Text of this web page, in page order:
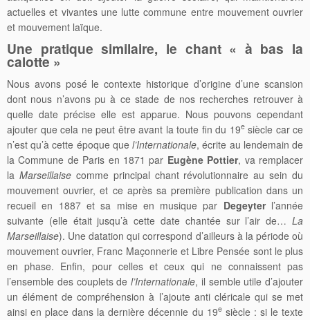
actuelles et vivantes une lutte commune entre mouvement ouvrier
et mouvement laïque.
Une pratique similaire, le chant « à bas la
calotte »
Nous avons posé le contexte historique d’origine d’une scansion
dont nous n’avons pu à ce stade de nos recherches retrouver à
quelle date précise elle est apparue. Nous pouvons cependant
ajouter que cela ne peut être avant la toute fin du 19esiècle car ce
n’est qu’à cette époque quel’Internationale, écrite au lendemain de
la Commune de Paris en 1871 par Eugène Pottier, va remplacer
la Marseillaisecomme principal chant révolutionnaire au sein du
mouvement ouvrier, et ce après sa première publication dans un
recueil en 1887 et sa mise en musique par Degeyterl’année
suivante (elle était jusqu’à cette date chantée sur l’air de… La
Marseillaise). Une datation qui correspond d’ailleurs à la période où
mouvement ouvrier, Franc Maçonnerie et Libre Pensée sont le plus
en phase. Enfin, pour celles et ceux qui ne connaissent pas
l’ensemble des couplets de l’Internationale, il semble utile d’ajouter
un élément de compréhension à l’ajoute anti cléricale qui se met
ainsi en place dans la dernière décennie du 19esiècle : si le texte